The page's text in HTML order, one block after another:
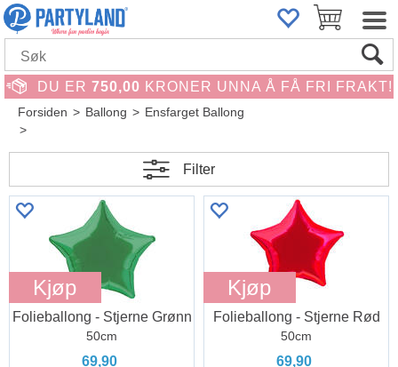
DU ER 750,00 KRONER UNNA Å FÅ FRI FRAKT!
Forsiden>Ballong>Ensfarget Ballong
>
Filter
Kjøp
Folieballong - Stjerne Grønn
50cm
69,90
Kjøp
Folieballong - Stjerne Rød
50cm
69,90